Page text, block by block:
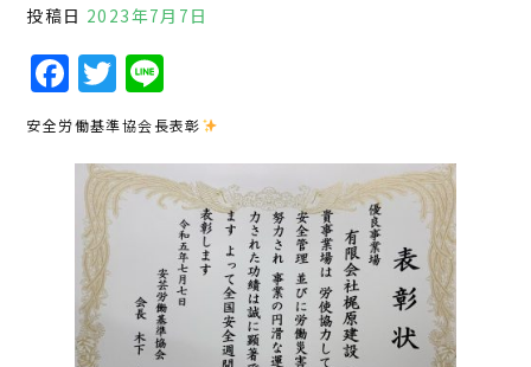
投稿日 2023年7月7日
F
a
c
e
b
o
o
k
T
w
it
te
r
n
e
安全労働基準協会長表彰